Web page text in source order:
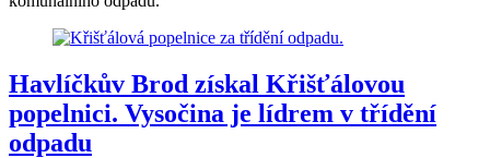
Havlíčkův Brod získal Křišťálovou
popelnici. Vysočina je lídrem v třídění
odpadu